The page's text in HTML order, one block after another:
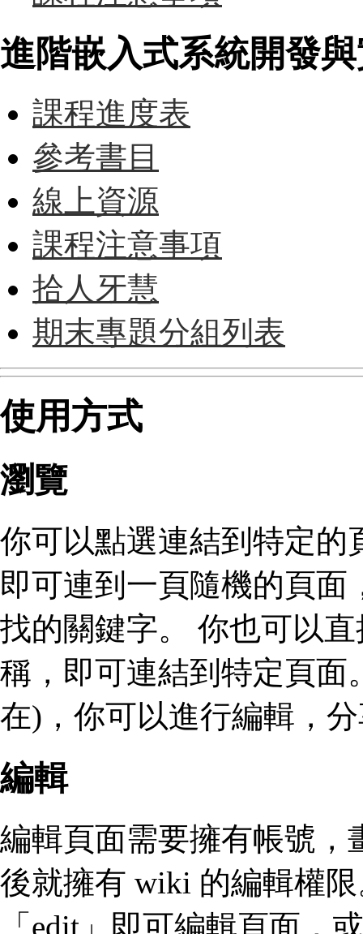
進階嵌入式系統開發
課程進度表
參考書目
線上資源
課程注意事項
拾人牙慧
期末專題分組列表
使用方式
瀏覽
你可以點選連結到特定的
即可連到一頁隨機的頁
找的關鍵字。 你也可以
稱，即可連結到特定頁面
在)，你可以進行編輯，
編輯
編輯頁面需要擁有帳號，
後就擁有 wiki 的編輯權
「edit」即可編輯頁面，